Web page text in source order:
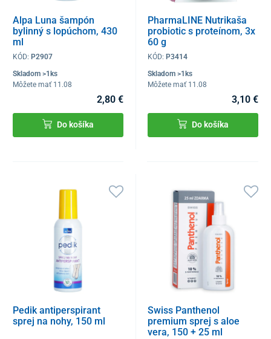
Alpa Luna šampón
bylinný s lopúchom, 430
ml
KÓD: P2907
Skladom >1ks
Môžete mať 11.08
2,80 €
Do košíka
PharmaLINE Nutrikaša
probiotic s proteínom, 3x
60 g
KÓD:P3414
Skladom >1ks
Môžete mať 11.08
3,10 €
Do košíka
Pedik antiperspirant
sprej na nohy, 150 ml
Swiss Panthenol
premium sprej s aloe
vera, 150 + 25 ml